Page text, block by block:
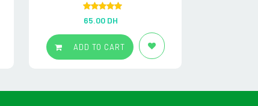
Rated5.00
out of 5
65.00 DH
ADD TO CART